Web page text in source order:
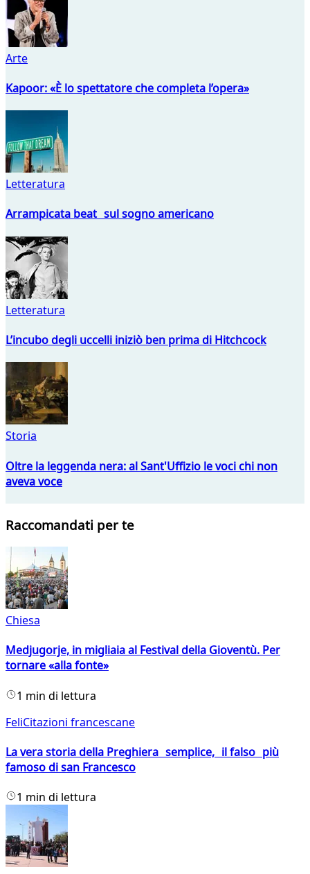
Arte
Kapoor: «È lo spettatore che completa l’opera»
Letteratura
Arrampicata beat sul sogno americano
Letteratura
L’incubo degli uccelli iniziò ben prima di Hitchcock
Storia
Oltre la leggenda nera: al Sant'Uffizio le voci chi non
aveva voce
Raccomandati per te
Chiesa
Medjugorje, in migliaia al Festival della Gioventù. Per
tornare «alla fonte»
1 min di lettura
FeliCitazioni francescane
La vera storia della Preghiera semplice, il falso più
famoso di san Francesco
1 min di lettura